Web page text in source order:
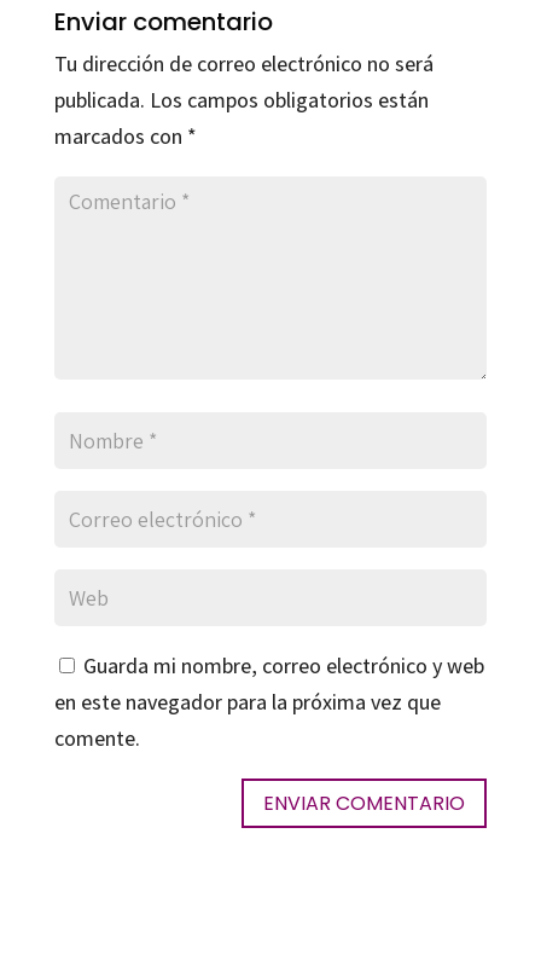
Enviar comentario
Tu dirección de correo electrónico no será
publicada. Los campos obligatorios están
marcados con *
Guarda mi nombre, correo electrónico y web
en este navegador para la próxima vez que
comente.